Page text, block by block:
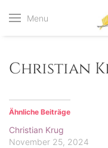
Menu
der
Christian
Ähnliche Beiträge
Christian Krug
November 25, 2024